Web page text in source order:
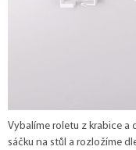
Vybalíme roletu z krabice a
sáčku na stůl a rozložíme